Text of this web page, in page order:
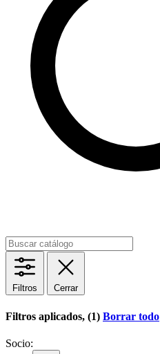
Filtros Cerrar
Filtros aplicados, (1) Borrar todo
Socio: